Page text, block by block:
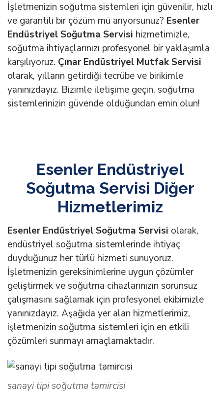
İşletmenizin soğutma sistemleri için güvenilir, hızlı
ve garantili bir çözüm mü arıyorsunuz? Esenler
Endüstriyel Soğutma Servisi hizmetimizle,
soğutma ihtiyaçlarınızı profesyonel bir yaklaşımla
karşılıyoruz. Çınar Endüstriyel Mutfak Servisi
olarak, yılların getirdiği tecrübe ve birikimle
yanınızdayız. Bizimle iletişime geçin, soğutma
sistemlerinizin güvende olduğundan emin olun!
Esenler Endüstriyel
Soğutma Servisi Diğer
Hizmetlerimiz
Esenler Endüstriyel Soğutma Servisi olarak,
endüstriyel soğutma sistemlerinde ihtiyaç
duyduğunuz her türlü hizmeti sunuyoruz.
İşletmenizin gereksinimlerine uygun çözümler
geliştirmek ve soğutma cihazlarınızın sorunsuz
çalışmasını sağlamak için profesyonel ekibimizle
yanınızdayız. Aşağıda yer alan hizmetlerimiz,
işletmenizin soğutma sistemleri için en etkili
çözümleri sunmayı amaçlamaktadır.
sanayi tipi soğutma tamircisi